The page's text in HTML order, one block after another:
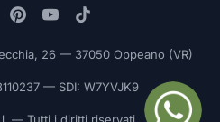
26 — 37050 Oppeano (VR)
— SDI: W7YVJK9